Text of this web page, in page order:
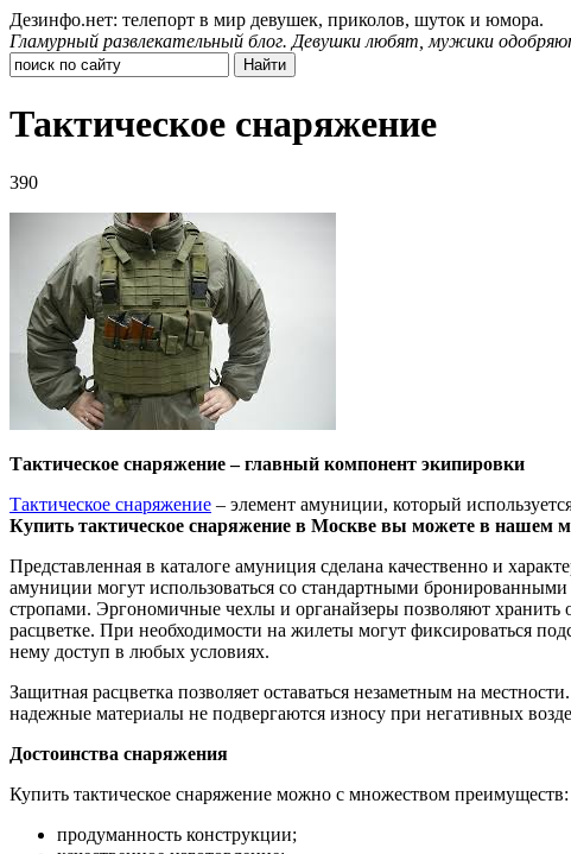
Дезинфо.нет: телепорт в мир девушек, приколов, шуток и юмора.
Гламурный развлекательный блог. Девушки любят, мужики
Тактическое снаряжение
390
Тактическое снаряжение – главный компонент экипировки
Тактическое снаряжение – элемент амуниции, который
Купить тактическое снаряжение в Москве вы можете в нашем
Представленная в каталоге амуниция сделана качественно и
амуниции могут использоваться со стандартными
стропами. Эргономичные чехлы и органайзеры позволяют хранить
расцветке. При необходимости на жилеты могут фиксироваться
нему доступ в любых условиях.
Защитная расцветка позволяет оставаться незаметным на
надежные материалы не подвергаются износу при негативных
Достоинства снаряжения
Купить тактическое снаряжение можно с множеством преимуществ:
продуманность конструкции;